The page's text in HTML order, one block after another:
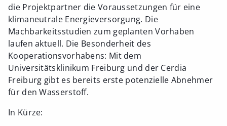
die Projektpartner die Voraussetzungen für eine
klimaneutrale Energieversorgung. Die
Machbarkeitsstudien zum geplanten Vorhaben
laufen aktuell. Die Besonderheit des
Kooperationsvorhabens: Mit dem
Universitätsklinikum Freiburg und der Cerdia
Freiburg gibt es bereits erste potenzielle Abnehmer
für den Wasserstoff.
In Kürze: